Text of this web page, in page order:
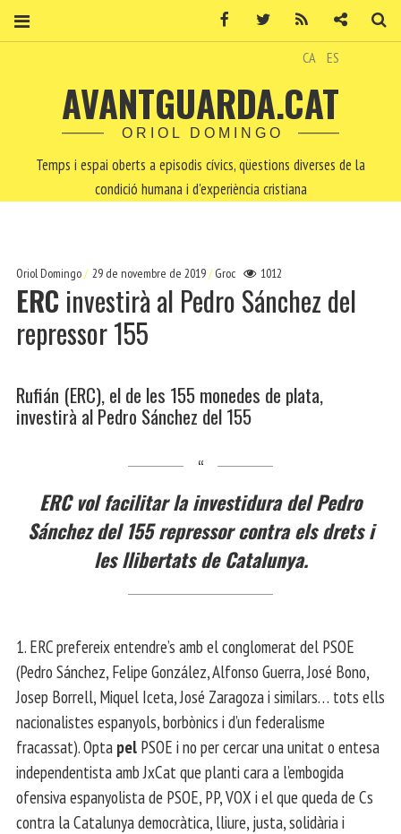
CA ES
AVANTGUARDA.CAT
ORIOL DOMINGO
Temps i espai oberts a episodis cívics, qüestions diverses de la
condició humana i d'experiència cristiana
Oriol Domingo 29 de novembre de 2019 Groc 1012
ERC investirà al Pedro Sánchez del
repressor 155
Rufián (ERC), el de les 155 monedes de plata,
investirà al Pedro Sánchez del 155
ERC vol facilitar la investidura del Pedro
Sánchez del 155 repressor contra els drets i
les llibertats de Catalunya.
1. ERC prefereix entendre’s amb el conglomerat del PSOE
(Pedro Sánchez, Felipe González, Alfonso Guerra, José Bono,
Josep Borrell, Miquel Iceta, José Zaragoza i similars… tots ells
nacionalistes espanyols, borbònics i d’un federalisme
fracassat). Opta pel PSOE i no per cercar una unitat o entesa
independentista amb JxCat que planti cara a l’embogida
ofensiva espanyolista de PSOE, PP, VOX i el que queda de Cs
contra la Catalunya democràtica, lliure, justa, solidària i
Facebook Twitter Contacte